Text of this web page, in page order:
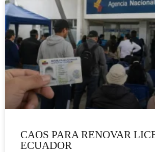
CAOS PARA RENOVAR
ECUADOR